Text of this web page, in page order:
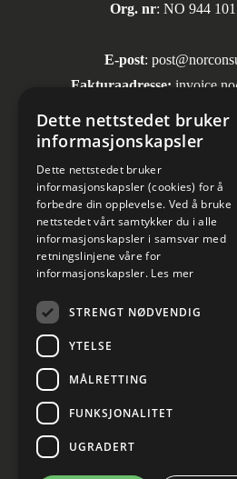
Sosiale
Informasjon om
Org. nr: NO 944
E-post:
Fakturaadresse:
Dette nettstedet bruker
informasjonskapsler
Dette nettstedet bruker
informasjonskapsler (cookies) for å
forbedre din opplevelse. Ved å bruke
nettstedet vårt samtykker du i alle
informasjonskapsler i samsvar med
retningslinjene våre for
informasjonskapsler. Les mer
STRENGT NØDVENDIG
YTELSE
MÅLRETTING
FUNKSJONALITET
UGRADERT